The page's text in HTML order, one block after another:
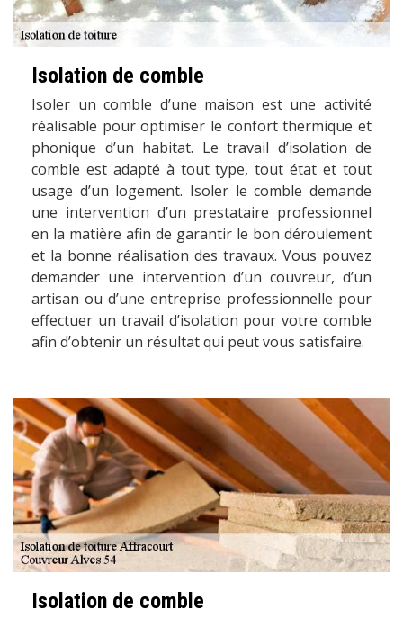
Isolation de comble
Isoler un comble d’une maison est une activité
réalisable pour optimiser le confort thermique et
phonique d’un habitat. Le travail d’isolation de
comble est adapté à tout type, tout état et tout
usage d’un logement. Isoler le comble demande
une intervention d’un prestataire professionnel
en la matière afin de garantir le bon déroulement
et la bonne réalisation des travaux. Vous pouvez
demander une intervention d’un couvreur, d’un
artisan ou d’une entreprise professionnelle pour
effectuer un travail d’isolation pour votre comble
afin d’obtenir un résultat qui peut vous satisfaire.
Isolation de comble